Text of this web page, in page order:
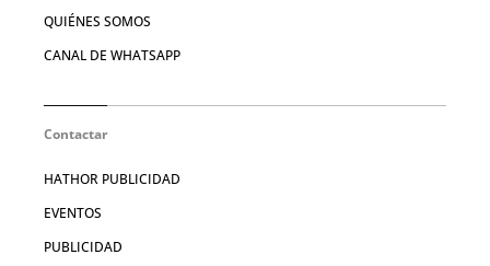
QUIÉNES SOMOS
CANAL DE WHATSAPP
Contactar
HATHOR PUBLICIDAD
EVENTOS
PUBLICIDAD